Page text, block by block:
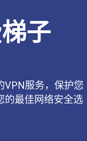
子
VPN服务，保护您
的最佳网络安全选